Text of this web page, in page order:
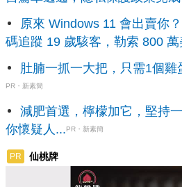
原來 Windows 11 會出賣你
碼追蹤 19 歲駭客，勒索 800
肚腩一抓一大把，只需1個雞
PR・新素簡
減肥首選，檸檬加它，堅持
你懷疑人...PR・新素簡
PR 仙桃牌